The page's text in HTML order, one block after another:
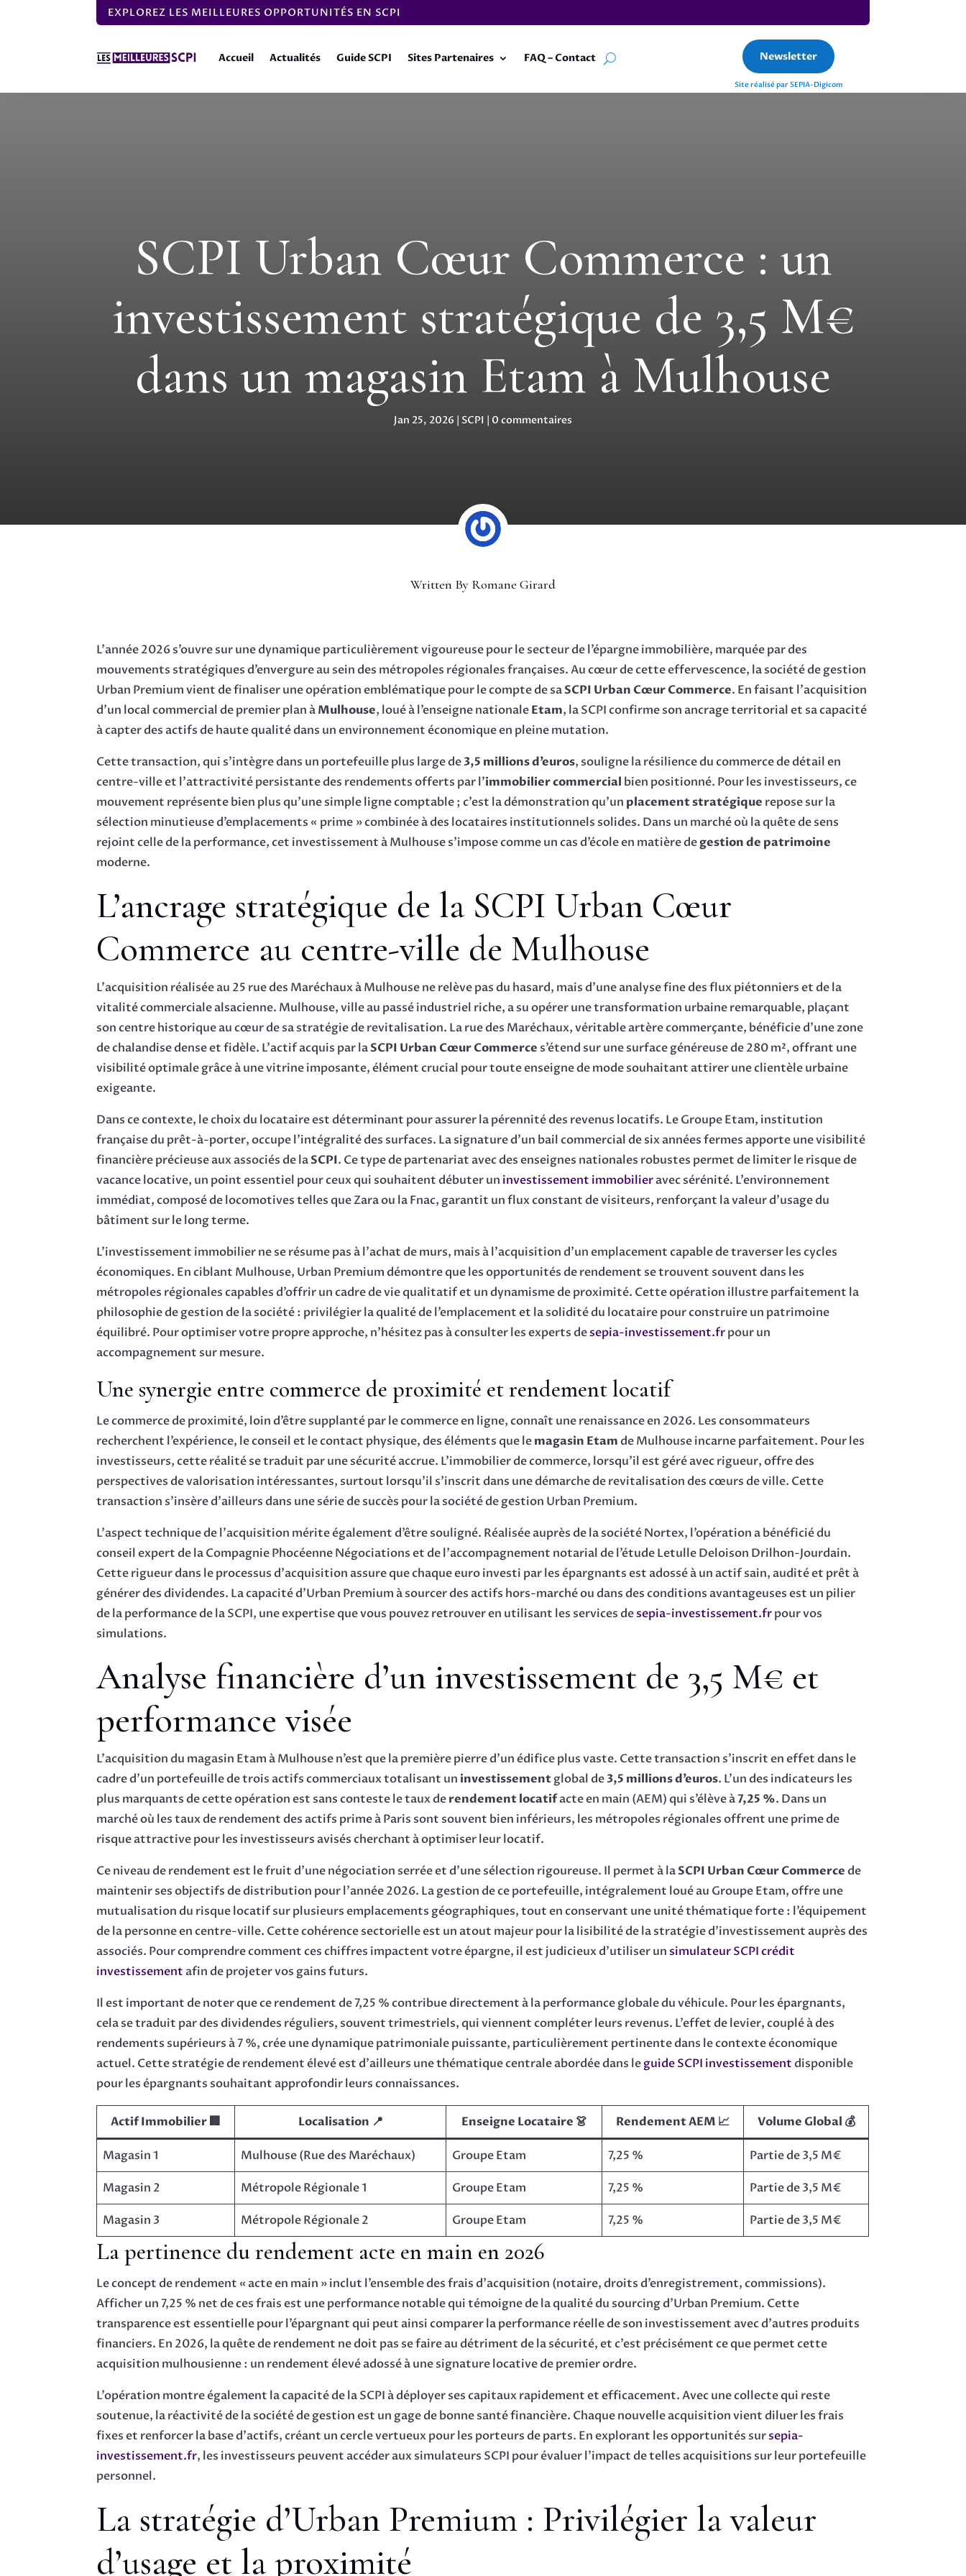
EXPLOREZ LES MEILLEURES OPPORTUNITÉS EN SCPI
Accueil Actualités Guide SCPI Sites Partenaires FAQ – Contact Newsletter
Site réalisé par SEPIA-Digicom
SCPI Urban Cœur Commerce : un
investissement stratégique de 3,5 M€
dans un magasin Etam à Mulhouse
Jan 25, 2026 | SCPI | 0 commentaires
Written By Romane Girard
L’année 2026 s’ouvre sur une dynamique particulièrement vigoureuse pour le secteur de l’épargne immobilière, marquée par des
mouvements stratégiques d’envergure au sein des métropoles régionales françaises. Au cœur de cette effervescence, la société de gestion
Urban Premium vient de finaliser une opération emblématique pour le compte de saSCPI Urban Cœur Commerce. En faisant l’acquisition
d’un local commercial de premier plan àMulhouse, loué à l’enseigne nationaleEtam, la SCPI confirme son ancrage territorial et sa capacité
à capter des actifs de haute qualité dans un environnement économique en pleine mutation.
Cette transaction, qui s’intègre dans un portefeuille plus large de3,5 millions d’euros, souligne la résilience du commerce de détail en
centre-ville et l’attractivité persistante des rendements offerts par l’immobilier commercial bien positionné. Pour les investisseurs, ce
mouvement représente bien plus qu’une simple ligne comptable ; c’est la démonstration qu’un placement stratégique repose sur la
sélection minutieuse d’emplacements « prime » combinée à des locataires institutionnels solides. Dans un marché où la quête de sens
rejoint celle de la performance, cet investissement à Mulhouse s’impose comme un cas d’école en matière degestion de patrimoine
moderne.
L’ancrage stratégique de la SCPI Urban Cœur
Commerce au centre-ville de Mulhouse
L’acquisition réalisée au 25 rue des Maréchaux à Mulhouse ne relève pas du hasard, mais d’une analyse fine des flux piétonniers et de la
vitalité commerciale alsacienne. Mulhouse, ville au passé industriel riche, a su opérer une transformation urbaine remarquable, plaçant
son centre historique au cœur de sa stratégie de revitalisation. La rue des Maréchaux, véritable artère commerçante, bénéficie d’une zone
de chalandise dense et fidèle. L’actif acquis par laSCPI Urban Cœur Commerce s’étend sur une surface généreuse de 280 m², offrant une
visibilité optimale grâce à une vitrine imposante, élément crucial pour toute enseigne de mode souhaitant attirer une clientèle urbaine
exigeante.
Dans ce contexte, le choix du locataire est déterminant pour assurer la pérennité des revenus locatifs. Le Groupe Etam, institution
française du prêt-à-porter, occupe l’intégralité des surfaces. La signature d’un bail commercial de six années fermes apporte une visibilité
financière précieuse aux associés de laSCPI. Ce type de partenariat avec des enseignes nationales robustes permet de limiter le risque de
vacance locative, un point essentiel pour ceux qui souhaitent débuter un investissement immobilieravec sérénité. L’environnement
immédiat, composé de locomotives telles que Zara ou la Fnac, garantit un flux constant de visiteurs, renforçant la valeur d’usage du
bâtiment sur le long terme.
L’investissement immobilier ne se résume pas à l’achat de murs, mais à l’acquisition d’un emplacement capable de traverser les cycles
économiques. En ciblant Mulhouse, Urban Premium démontre que les opportunités de rendement se trouvent souvent dans les
métropoles régionales capables d’offrir un cadre de vie qualitatif et un dynamisme de proximité. Cette opération illustre parfaitement la
philosophie de gestion de la société : privilégier la qualité de l’emplacement et la solidité du locataire pour construire un patrimoine
équilibré. Pour optimiser votre propre approche, n’hésitez pas à consulter les experts desepia-investissement.frpour un
accompagnement sur mesure.
Une synergie entre commerce de proximité et rendement locatif
Le commerce de proximité, loin d’être supplanté par le commerce en ligne, connaît une renaissance en 2026. Les consommateurs
recherchent l’expérience, le conseil et le contact physique, des éléments que lemagasin Etamde Mulhouse incarne parfaitement. Pour les
investisseurs, cette réalité se traduit par une sécurité accrue. L’immobilier de commerce, lorsqu’il est géré avec rigueur, offre des
perspectives de valorisation intéressantes, surtout lorsqu’il s’inscrit dans une démarche de revitalisation des cœurs de ville. Cette
transaction s’insère d’ailleurs dans une série de succès pour la société de gestion Urban Premium.
L’aspect technique de l’acquisition mérite également d’être souligné. Réalisée auprès de la société Nortex, l’opération a bénéficié du
conseil expert de la Compagnie Phocéenne Négociations et de l’accompagnement notarial de l’étude Letulle Deloison Drilhon-Jourdain.
Cette rigueur dans le processus d’acquisition assure que chaque euro investi par les épargnants est adossé à un actif sain, audité et prêt à
générer des dividendes. La capacité d’Urban Premium à sourcer des actifs hors-marché ou dans des conditions avantageuses est un pilier
de la performance de la SCPI, une expertise que vous pouvez retrouver en utilisant les services desepia-investissement.frpour vos
simulations.
Analyse financière d’un investissement de 3,5 M€ et
performance visée
L’acquisition du magasin Etam à Mulhouse n’est que la première pierre d’un édifice plus vaste. Cette transaction s’inscrit en effet dans le
cadre d’un portefeuille de trois actifs commerciaux totalisant un investissementglobal de3,5 millions d’euros. L’un des indicateurs les
plus marquants de cette opération est sans conteste le taux derendement locatifacte en main (AEM) qui s’élève à7,25 %. Dans un
marché où les taux de rendement des actifs prime à Paris sont souvent bien inférieurs, les métropoles régionales offrent une prime de
risque attractive pour les investisseurs avisés cherchant à optimiser leur locatif.
Ce niveau de rendement est le fruit d’une négociation serrée et d’une sélection rigoureuse. Il permet à laSCPI Urban Cœur Commercede
maintenir ses objectifs de distribution pour l’année 2026. La gestion de ce portefeuille, intégralement loué au Groupe Etam, offre une
mutualisation du risque locatif sur plusieurs emplacements géographiques, tout en conservant une unité thématique forte : l’équipement
de la personne en centre-ville. Cette cohérence sectorielle est un atout majeur pour la lisibilité de la stratégie d’investissement auprès des
associés. Pour comprendre comment ces chiffres impactent votre épargne, il est judicieux d’utiliser unsimulateur SCPI crédit
investissement afin de projeter vos gains futurs.
Il est important de noter que ce rendement de 7,25 % contribue directement à la performance globale du véhicule. Pour les épargnants,
cela se traduit par des dividendes réguliers, souvent trimestriels, qui viennent compléter leurs revenus. L’effet de levier, couplé à des
rendements supérieurs à 7 %, crée une dynamique patrimoniale puissante, particulièrement pertinente dans le contexte économique
actuel. Cette stratégie de rendement élevé est d’ailleurs une thématique centrale abordée dans leguide SCPI investissementdisponible
pour les épargnants souhaitant approfondir leurs connaissances.
Actif Immobilier 🏢 Localisation 📍 Enseigne Locataire 👗 Rendement AEM 📈 Volume Global 💰
Magasin 1 Mulhouse (Rue des Maréchaux) Groupe Etam 7,25 % Partie de 3,5 M€
Magasin 2 Métropole Régionale 1 Groupe Etam 7,25 % Partie de 3,5 M€
Magasin 3 Métropole Régionale 2 Groupe Etam 7,25 % Partie de 3,5 M€
La pertinence du rendement acte en main en 2026
Le concept de rendement « acte en main » inclut l’ensemble des frais d’acquisition (notaire, droits d’enregistrement, commissions).
Afficher un 7,25 % net de ces frais est une performance notable qui témoigne de la qualité du sourcing d’Urban Premium. Cette
transparence est essentielle pour l’épargnant qui peut ainsi comparer la performance réelle de son investissement avec d’autres produits
financiers. En 2026, la quête de rendement ne doit pas se faire au détriment de la sécurité, et c’est précisément ce que permet cette
acquisition mulhousienne : un rendement élevé adossé à une signature locative de premier ordre.
L’opération montre également la capacité de la SCPI à déployer ses capitaux rapidement et efficacement. Avec une collecte qui reste
soutenue, la réactivité de la société de gestion est un gage de bonne santé financière. Chaque nouvelle acquisition vient diluer les frais
fixes et renforcer la base d’actifs, créant un cercle vertueux pour les porteurs de parts. En explorant les opportunités sursepia-
investissement.fr, les investisseurs peuvent accéder aux simulateurs SCPI pour évaluer l’impact de telles acquisitions sur leur portefeuille
personnel.
La stratégie d’Urban Premium : Privilégier la valeur
d’usage et la proximité